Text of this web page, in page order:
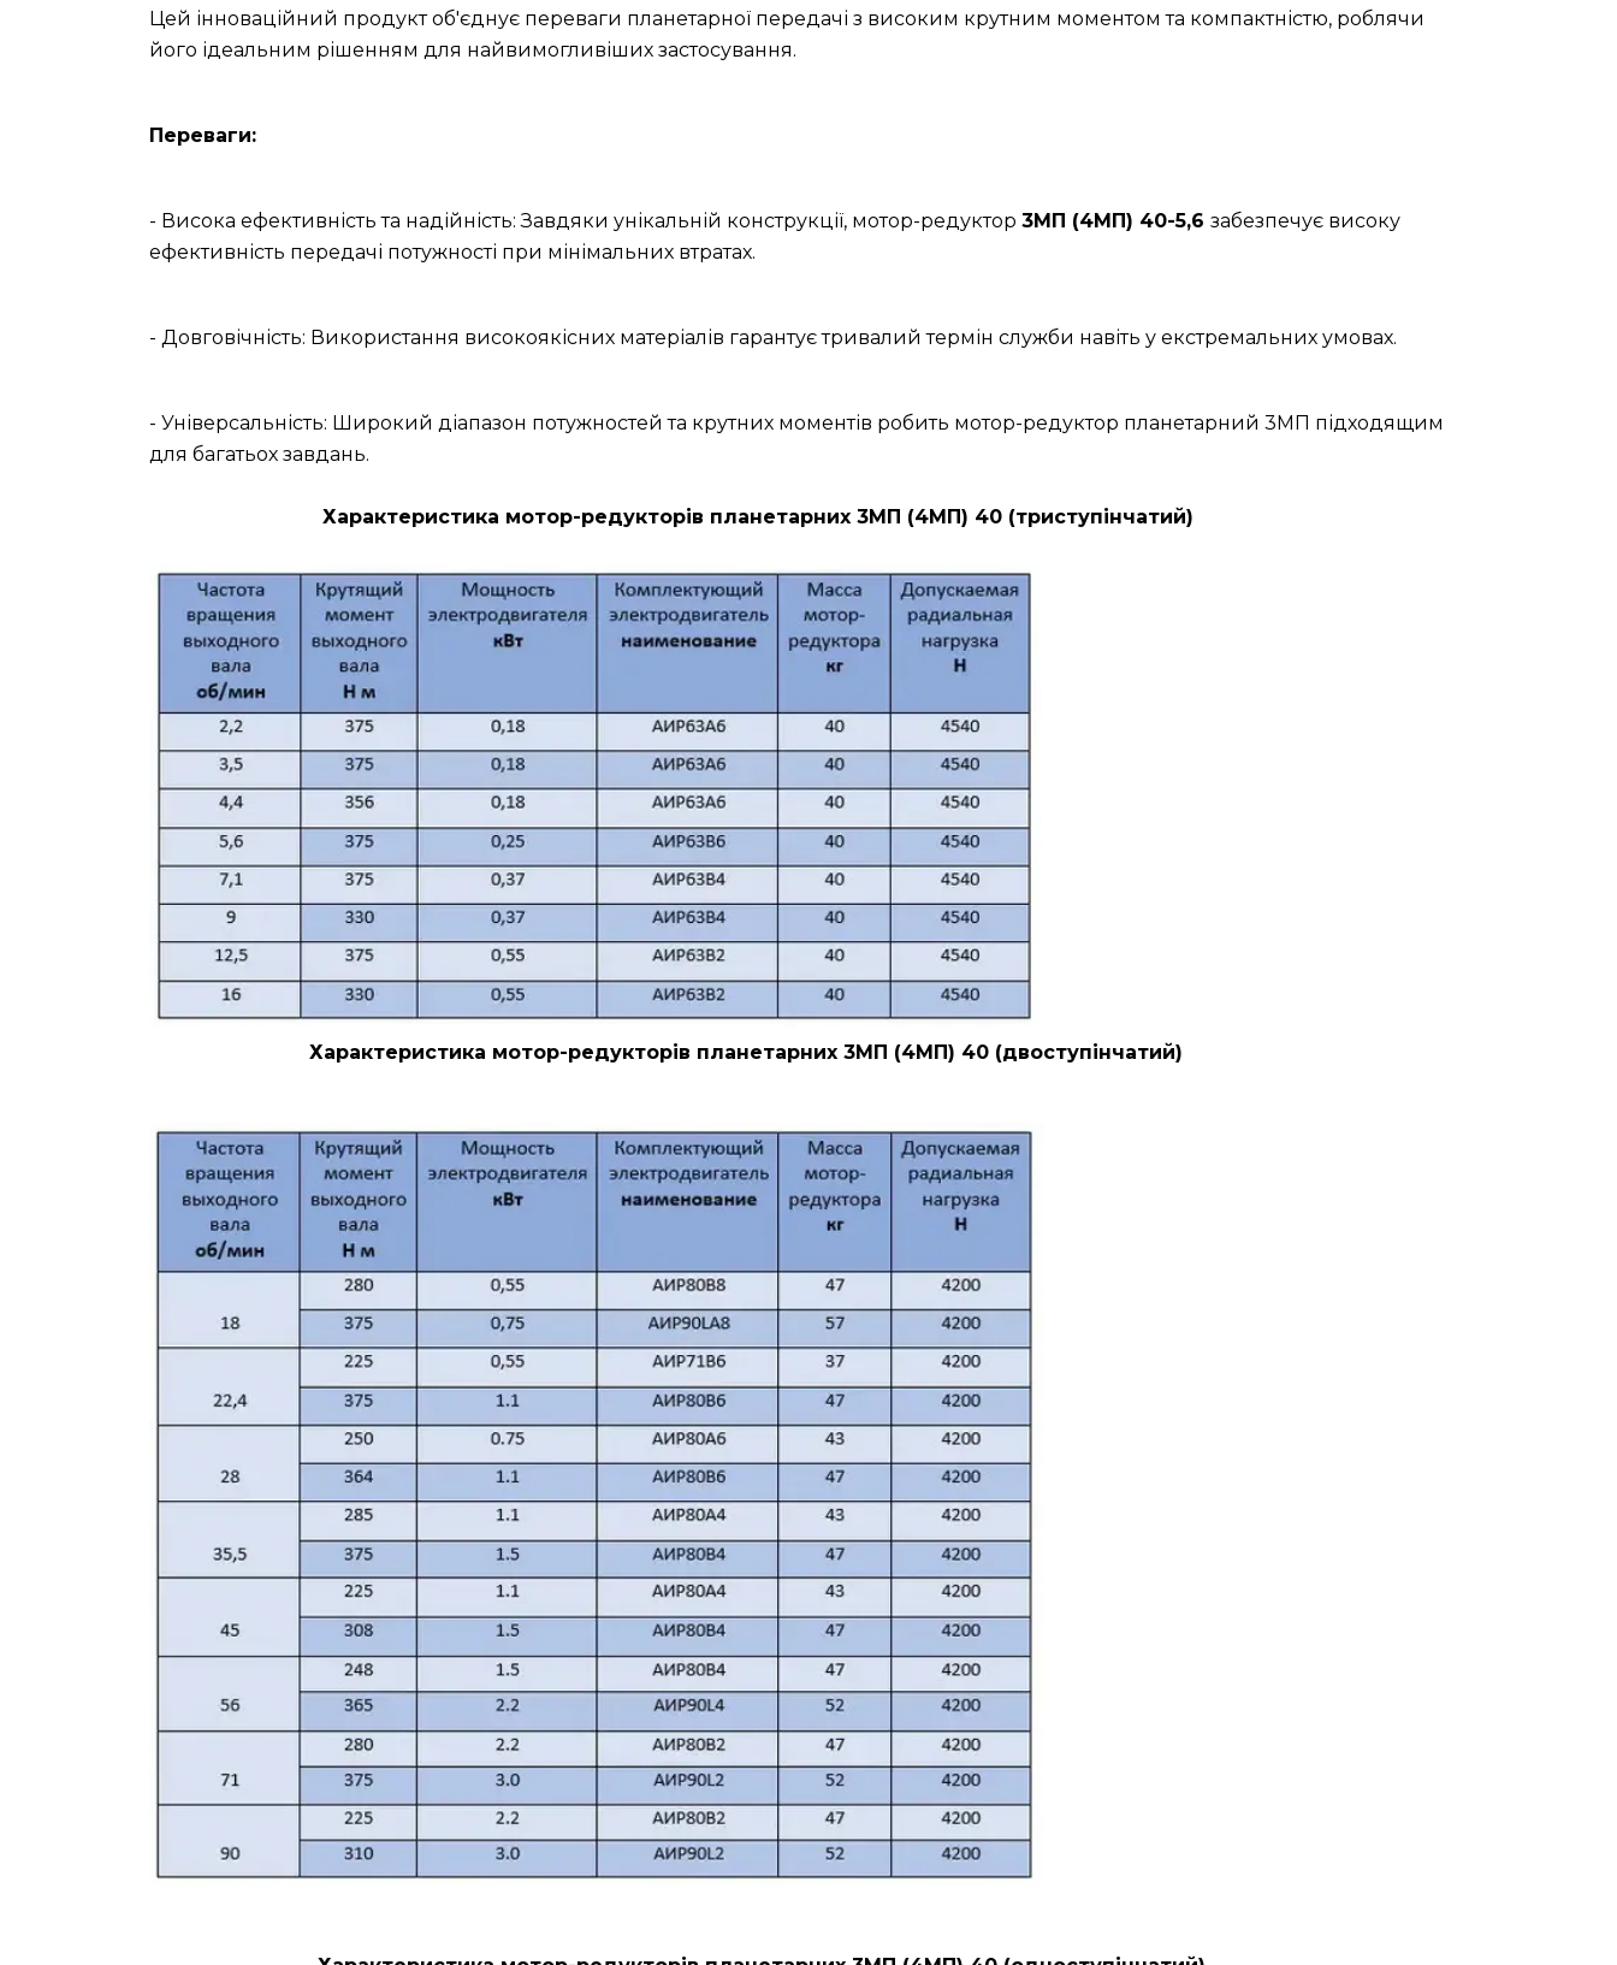
Цей інноваційний продукт об'єднує переваги планетарної передачі з високим крутним моментом та компактністю, роблячи
його ідеальним рішенням для найвимогливіших застосування.
Переваги:
- Висока ефективність та надійність: Завдяки унікальній конструкції, мотор-редуктор 3МП (4МП) 40-5,6 забезпечує високу
ефективність передачі потужності при мінімальних втратах.
- Довговічність: Використання високоякісних матеріалів гарантує тривалий термін служби навіть у екстремальних умовах.
- Універсальність: Широкий діапазон потужностей та крутних моментів робить мотор-редуктор планетарний 3МП підходящим
для багатьох завдань.
Характеристика мотор-редукторів планетарних 3МП (4МП) 40 (триступінчатий)
Характеристика мотор-редукторів планетарних 3МП (4МП) 40 (двоступінчатий)